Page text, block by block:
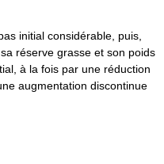
initial considérable, puis,
réserve grasse et son poids
à la fois par une réduction
augmentation discontinue